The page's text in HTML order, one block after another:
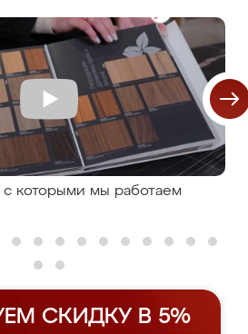
с которыми мы работаем
СКИДКУ В 5%